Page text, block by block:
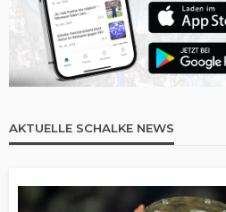
AKTUELLE SCHALKE NEWS